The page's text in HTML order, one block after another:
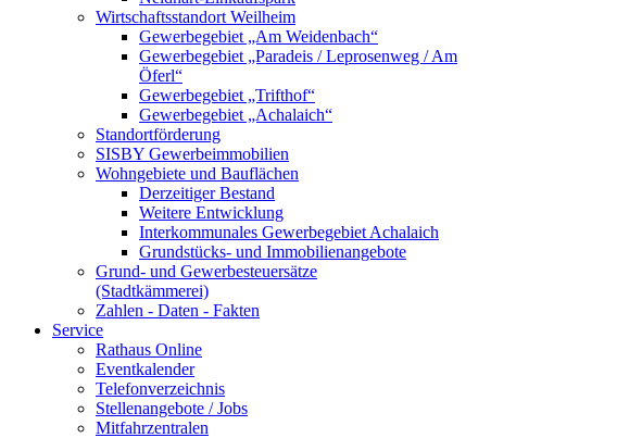
Wirtschaftsstandort Weilheim
Gewerbegebiet „Am Weidenbach“
Gewerbegebiet „Paradeis / Leprosenweg / Am
Öferl“
Gewerbegebiet „Trifthof“
Gewerbegebiet „Achalaich“
Standortförderung
SISBY Gewerbeimmobilien
Wohngebiete und Bauflächen
Derzeitiger Bestand
Weitere Entwicklung
Interkommunales Gewerbegebiet Achalaich
Grundstücks- und Immobilienangebote
Grund- und Gewerbesteuersätze
(Stadtkämmerei)
Zahlen - Daten - Fakten
Service
Rathaus Online
Eventkalender
Telefonverzeichnis
Stellenangebote / Jobs
Mitfahrzentralen